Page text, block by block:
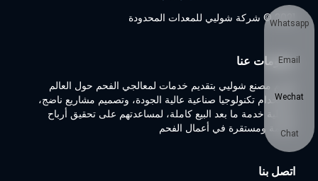
2021 © شركة شوليي للمعدات المحدودة
معلومات عنا
تلتزم مصنع شوليي بتقديم خدمات لمعالجي الفحم حول العالم
باستخدام تكنولوجيا صناعية عالية الجودة، وتصميم مشاريع ناضج،
وعملية خدمة ما بعد البيع كاملة، لمساعدتهم على تحقيق أرباح
ضخمة ومستقرة في أعمال الفحم
اتصل بنا
Whatsapp
Email
Wechat
Chat